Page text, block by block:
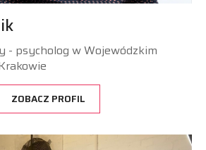
- psycholog w Wojewódzkim
ZOBACZ PROFIL